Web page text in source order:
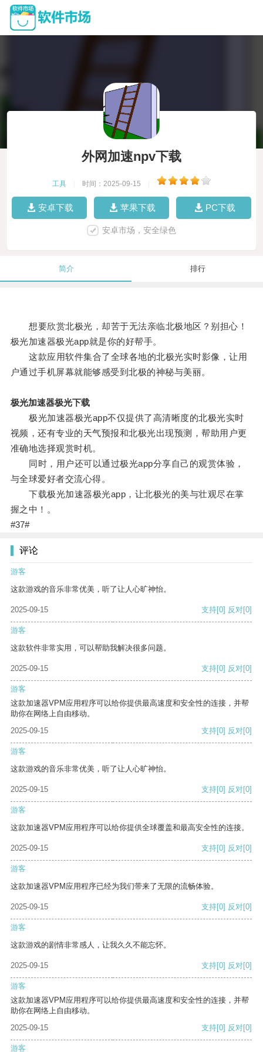
外网加速npv下载
工具 时间：2025-09-15
安卓下载 苹果下载 PC下载
安卓市场，安全绿色
简介 排行
想要欣赏北极光，却苦于无法亲临北极地区？别担心！
极光加速器极光app就是你的好帮手。
这款应用软件集合了全球各地的北极光实时影像，让用
户通过手机屏幕就能够感受到北极的神秘与美丽。
极光加速器极光下载
极光加速器极光app不仅提供了高清晰度的北极光实时
视频，还有专业的天气预报和北极光出现预测，帮助用户更
准确地选择观赏时机。
同时，用户还可以通过极光app分享自己的观赏体验，
与全球爱好者交流心得。
下载极光加速器极光app，让北极光的美与壮观尽在掌
握之中！。
#37#
评论
游客
这款游戏的音乐非常优美，听了让人心旷神怡。
2025-09-15 支持[0] 反对[0]
游客
这款软件非常实用，可以帮助我解决很多问题。
2025-09-15 支持[0] 反对[0]
游客
这款加速器VPM应用程序可以给你提供最高速度和安全性的连接，并帮
助你在网络上自由移动。
2025-09-15
支持[0] 反对[0]
游客
这款游戏的音乐非常优美，听了让人心旷神怡。
2025-09-15 支持[0] 反对[0]
游客
这款加速器VPM应用程序可以给你提供全球覆盖和最高安全性的连接。
2025-09-15 支持[0] 反对[0]
游客
这款加速器VPM应用程序已经为我们带来了无限的流畅体验。
2025-09-15 支持[0] 反对[0]
游客
这款游戏的剧情非常感人，让我久久不能忘怀。
2025-09-15 支持[0] 反对[0]
游客
这款加速器VPM应用程序可以给你提供最高速度和安全性的连接，并帮
助你在网络上自由移动。
2025-09-15
支持[0] 反对[0]
游客